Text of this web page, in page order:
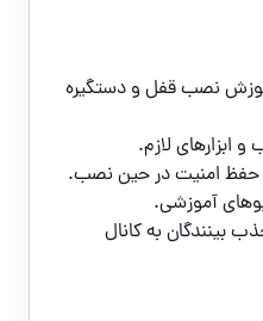
نصب قفل و دستگیره
ابزارهای لازم.
حفظ امنیت در حین نصب.
آموزشی.
بینندگان به کانال